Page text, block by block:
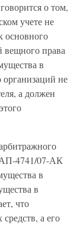
о том,
учете не
основного
вещного права
в
не
а должен
4741/07-АК
в
в
что
а его